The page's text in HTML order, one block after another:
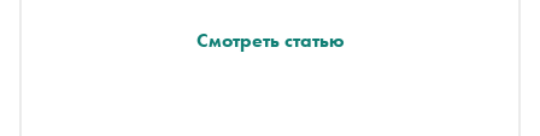
Смотреть статью